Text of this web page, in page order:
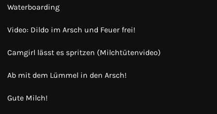
Waterboarding
Video: Dildo im Arsch und Feuer frei!
Camgirl lässt es spritzen (Milchtütenvideo)
Ab mit dem Lümmel in den Arsch!
Gute Milch!